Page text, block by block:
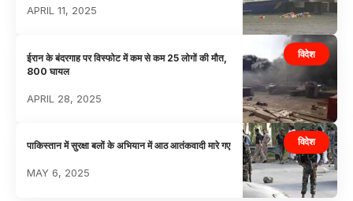
APRIL 11, 2025
विदेश
ईरान के बंदरगाह पर विस्फोट में कम से कम 25 लोगों की मौत,
800 घायल
APRIL 28, 2025
विदेश
पाकिस्तान में सुरक्षा बलों के अभियान में आठ आतंकवादी मारे गए
MAY 6, 2025